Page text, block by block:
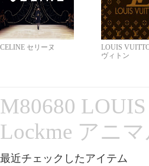
CELINE セリーヌ
LOUIS
ヴィトン
M80680
Lockme アニ
最近チェックしたアイテム